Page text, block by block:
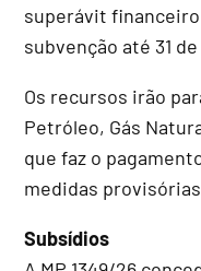
superávit financeiro
subvenção até 31
Os recursos irão
Petróleo, Gás
que faz o
medidas
Subsídios